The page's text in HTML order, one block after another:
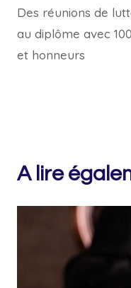
de
l’article
Des réunions de
au diplôme avec 100
et honneurs
A lire